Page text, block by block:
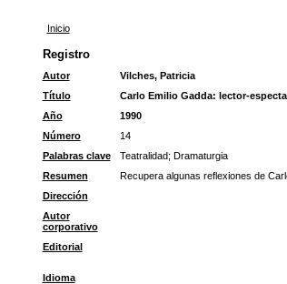
Inicio
Registro
Autor
Vilches, Patricia
Título
Carlo Emilio Gadda: lector-
Año
1990
Número
14
Palabras clave
Teatralidad; Dramaturgia
Resumen
Recupera algunas reflexiones de
Dirección
Autor
corporativo
Editorial
Idioma